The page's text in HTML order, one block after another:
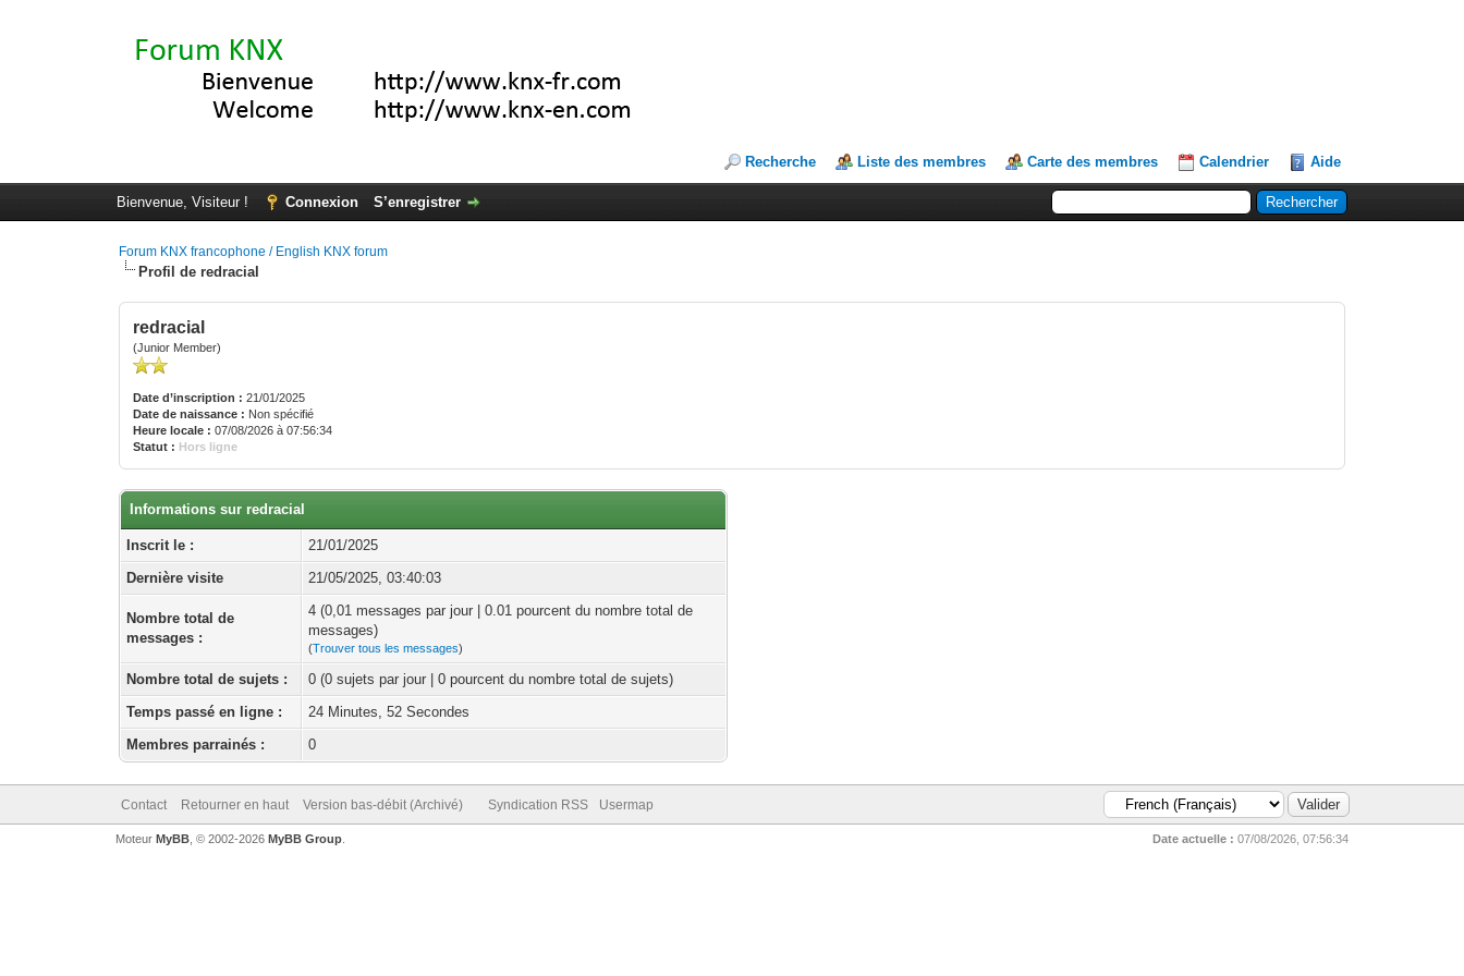
Recherche Liste des membres Carte des membres Calendrier Aide
Bienvenue, Visiteur ! Connexion S’enregistrer
Forum KNX francophone / English KNX forum
Profil de redracial
redracial
(Junior Member)
Date d’inscription : 21/01/2025
Date de naissance : Non spécifié
Heure locale : 07/08/2026 à 07:56:34
Statut : Hors ligne
Informations sur redracial
Inscrit le :
21/01/2025
Dernière visite
21/05/2025, 03:40:03
Nombre total de
messages :
4 (0,01 messages par jour | 0.01 pourcent du nombre total de
messages)
(Trouver tous les messages)
Nombre total de sujets :
0 (0 sujets par jour | 0 pourcent du nombre total de sujets)
Temps passé en ligne :
24 Minutes, 52 Secondes
Membres parrainés :
0
Contact Retourner en haut Version bas-débit (Archivé) Syndication RSS Usermap
Date actuelle : 07/08/2026, 07:56:34
Moteur MyBB, © 2002-2026 MyBB Group.